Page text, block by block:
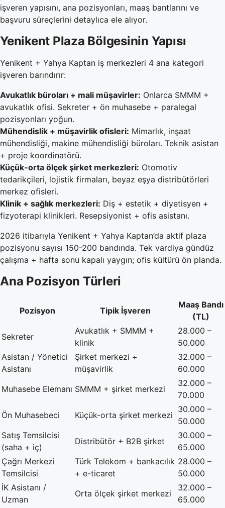
işveren yapısını, ana pozisyonları, maaş bantlarını ve
başvuru süreçlerini detaylıca ele alıyor.
Yenikent Plaza Bölgesinin Yapısı
Yenikent + Yahya Kaptan iş merkezleri 4 ana kategori
işveren barındırır:
Avukatlık büroları + mali müşavirler: Onlarca SMMM +
avukatlık ofisi. Sekreter + ön muhasebe + paralegal
pozisyonları yoğun.
Mühendislik + müşavirlik ofisleri: Mimarlık, inşaat
mühendisliği, makine mühendisliği büroları. Teknik asistan
+ proje koordinatörü.
Küçük-orta ölçek şirket merkezleri: Otomotiv
tedarikçileri, lojistik firmaları, beyaz eşya distribütörleri
merkez ofisleri.
Klinik + sağlık merkezleri: Diş + estetik + diyetisyen +
fizyoterapi klinikleri. Resepsiyonist + ofis asistanı.
2026 itibarıyla Yenikent + Yahya Kaptan’da aktif plaza
pozisyonu sayısı 150-200 bandında. Tek vardiya gündüz
çalışma + hafta sonu kapalı yaygın; ofis kültürü ön planda.
Ana Pozisyon Türleri
Pozisyon Tipik İşveren
Maaş Bandı
(TL)
Sekreter
Avukatlık + SMMM +
klinik
28.000 –
50.000
Asistan / Yönetici
Asistanı
Şirket merkezi +
müşavirlik
32.000 –
60.000
Muhasebe Elemanı SMMM + şirket merkezi
32.000 –
70.000
Ön Muhasebeci
Küçük-orta şirket merkezi
30.000 –
50.000
Satış Temsilcisi
(saha + iç)
Distribütör + B2B şirket
30.000 –
65.000
Çağrı Merkezi
Temsilcisi
Türk Telekom + bankacılık
+ e-ticaret
28.000 –
50.000
İK Asistanı /
Uzman
Orta ölçek şirket merkezi
32.000 –
65.000